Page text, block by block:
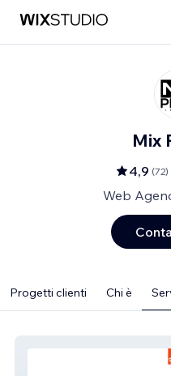
Mix
4,9 (72)
Web
Progetti clienti Chi è